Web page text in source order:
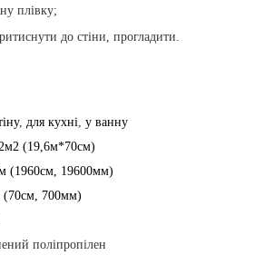
плівку;
до стіни, прогладити.
, для кухні у ванну
(19,6м*70см)
(1960см, 19600мм)
(70см, 700мм)
поліпропілен